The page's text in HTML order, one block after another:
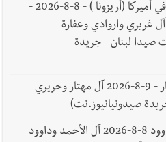
وفاة دايفيد علي غازي غريري في أميركا (أريزونا ) - 8-8-2026 -
التعازي في صيدا - 10-8-2026 آل غريري واروادي وعفارة
صيدا لبنان - جريدة
وفاة الحاجة هدية إبراهيم مهتار - 9-8-2026 آل مهتار وحريري
صيدونيانيوز.نت)
وفاة الحاجة وداد علي الحاج داوود 8-8-2026 آل الأحمد وداوود